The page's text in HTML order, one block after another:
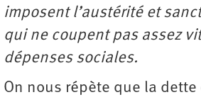
imposent l’austérité et
qui ne coupent pas assez
dépenses sociales.
On nous répète que la dette